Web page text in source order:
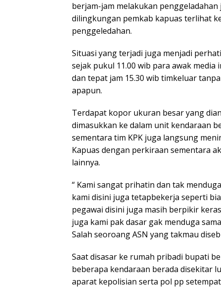
berjam-jam melakukan
dilingkungan pemkab kapuas terlihat
penggeledahan.
Situasi yang terjadi juga menjadi
sejak pukul 11.00 wib para awak
dan tepat jam 15.30 wib timkeluar
apapun.
Terdapat kopor ukuran besar yang
dimasukkan ke dalam unit kendaraan
sementara tim KPK juga langsung
Kapuas dengan perkiraan sementara
lainnya.
“ Kami sangat prihatin dan tak
kami disini juga tetapbekerja seperti
pegawai disini juga masih berpikir
juga kami pak dasar gak menduga
Salah seoroang ASN yang takmau
Saat disasar ke rumah pribadi bupati
beberapa kendaraan berada disekitar
aparat kepolisian serta pol pp